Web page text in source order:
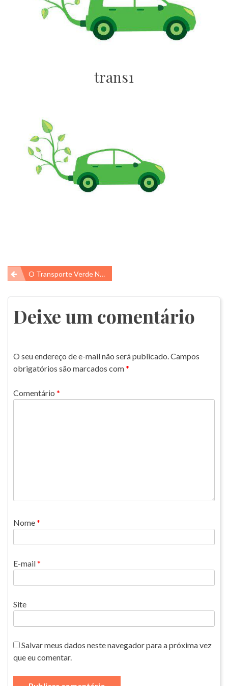
trans1
Navegação
de
Post
O Transporte Verde No Brasil
Deixe um comentário
O seu endereço de e-mail não será publicado. Campos
obrigatórios são marcados com*
Comentário *
Nome*
E-mail*
Site
Salvar meus dados neste navegador para a próxima vez
que eu comentar.